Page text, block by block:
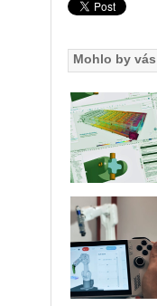
Mohlo by